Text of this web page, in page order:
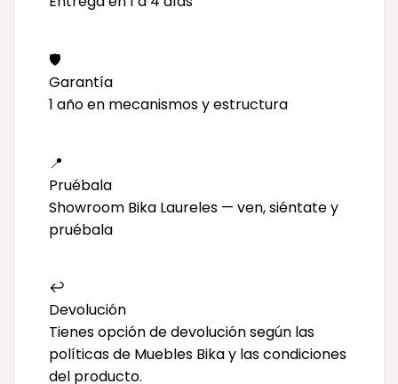
🛡️
Garantía
1 año en mecanismos y estructura
📍
Pruébala
Showroom Bika Laureles — ven, siéntate y
pruébala
↩️
Devolución
Tienes opción de devolución según las
políticas de Muebles Bika y las condiciones
del producto.